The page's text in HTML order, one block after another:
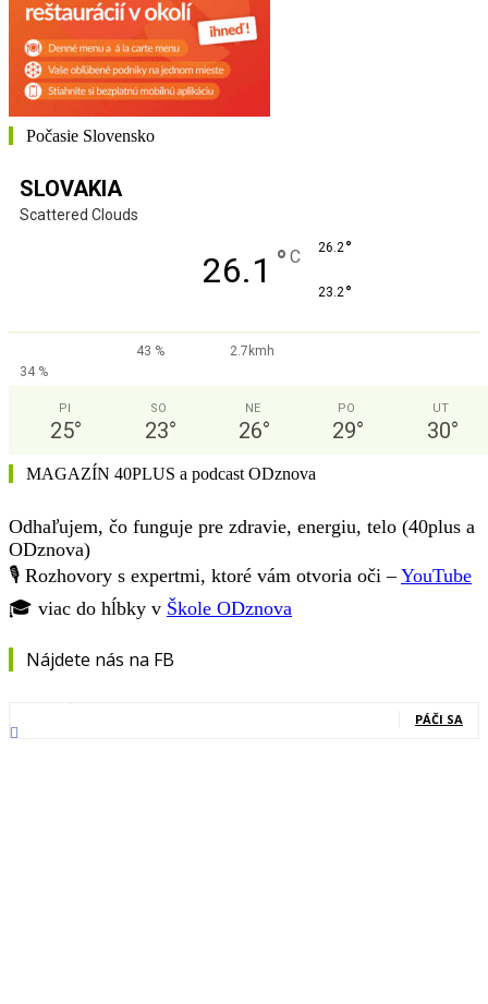
Počasie Slovensko
SLOVAKIA
Scattered Clouds
26.1 ° C 26.2 °
23.2 °
43 %
2.7kmh
34 %
PI
25°
SO
23°
NE
26°
PO
29°
UT
30°
MAGAZÍN 40PLUS a podcast ODznova
Odhaľujem, čo funguje pre zdravie, energiu, telo (40plus a
ODznova)
🎙️ Rozhovory s expertmi, ktoré vám otvoria oči –YouTube
🎓 viac do hĺbky v Škole ODznova
Nájdete nás na FB
PÁČI SA